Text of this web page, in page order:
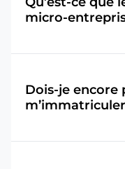
micro-
Dois-je encore